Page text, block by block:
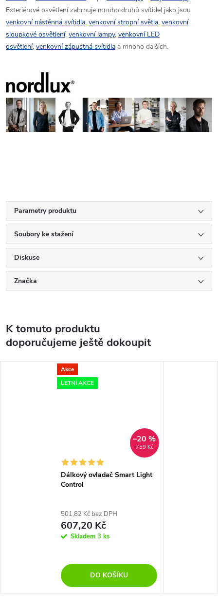
Exteriérové osvětlení zahrnuje mnoho druhů svítidel jako jsou
venkovní nástěnná svítidla, venkovní stropní světla, venkovní
sloupkové osvětlení, venkovní lampy, venkovní LED
osvětlení, venkovní zápustná svítidla a mnoho dalších.
Parametry produktu
Soubory ke stažení
Diskuse
Značka
K tomuto produktu
doporučujeme ještě dokoupit
Akce
LETNÍ AKCE
759 Kč
–20 %
Dálkový ovladač Smart Light
Control
501,82 Kč bez DPH
607,20 Kč
Skladem 3 ks
DO KOŠÍKU